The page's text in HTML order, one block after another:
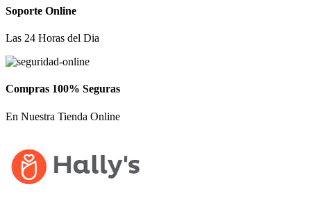
Soporte Online
Las 24 Horas del Dia
Compras 100% Seguras
En Nuestra Tienda Online